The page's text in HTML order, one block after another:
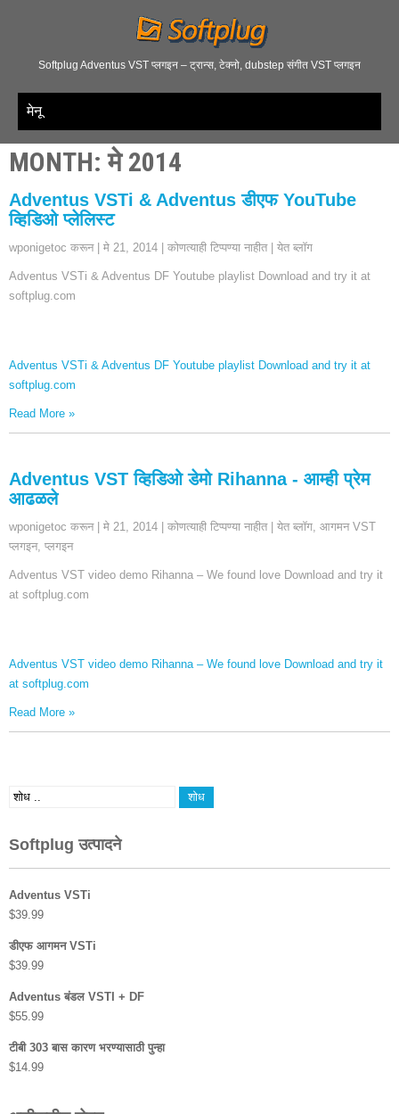
Softplug Adventus VST प्लगइन – ट्रान्स, टेक्नो, dubstep संगीत VST प्लगइन
मेनू
MONTH:मे 2014
Adventus VSTi & Adventus डीएफ YouTube
व्हिडिओ प्लेलिस्ट
wponigetoc करून| मे 21, 2014 कोणत्याही टिप्पण्या नाहीत येत ब्लॉग
Adventus VSTi & Adventus DF Youtube playlist Download and try it at
softplug.com
Adventus VSTi & Adventus DF Youtube playlist Download and try it at
softplug.com
Read More »
Adventus VST व्हिडिओ डेमो Rihanna - आम्ही प्रेम
आढळले
wponigetoc करून| मे 21, 2014 कोणत्याही टिप्पण्या नाहीत येत ब्लॉग, आगमन VST
प्लगइन, प्लगइन
Adventus VST video demo Rihanna – We found love Download and try it
at softplug.com
Adventus VST video demo Rihanna – We found love Download and try it
at softplug.com
Read More »
Softplug उत्पादने
Adventus VSTi
$39.99
डीएफ आगमन VSTi
$39.99
Adventus बंडल VSTI + DF
$55.99
टीबी 303 बास कारण भरण्यासाठी पुन्हा
$14.99